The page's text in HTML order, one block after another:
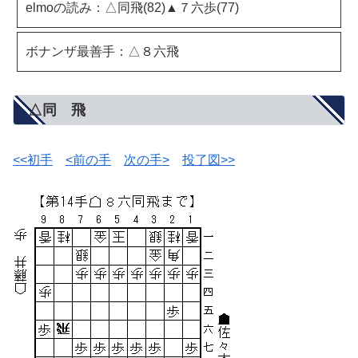
elmoの読み：△同飛(82)▲７六歩(77)
ボナンザ最善手：△８六飛
△同 飛
<<初手 <前の手 次の手> 投了図>>